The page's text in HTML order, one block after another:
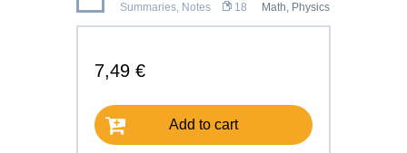
Summaries, Notes 18 Math, Physics
7,49 €
Add to cart